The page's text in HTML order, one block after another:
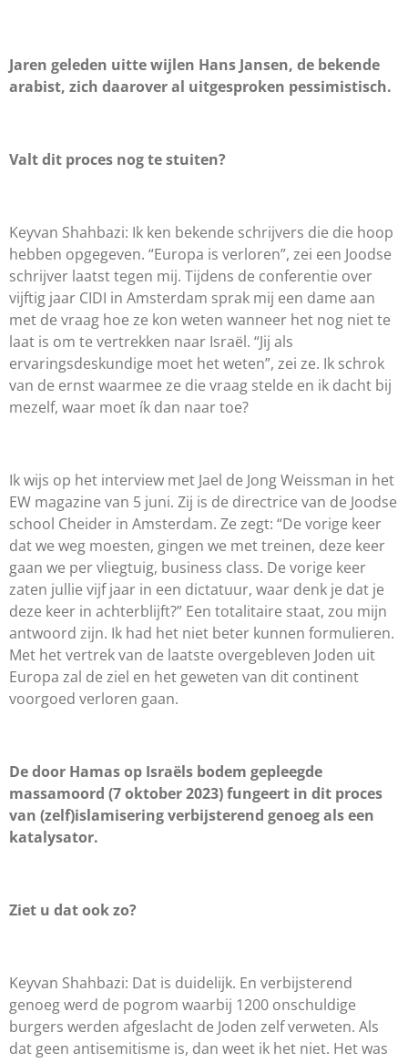
Jaren geleden uitte wijlen Hans Jansen, de bekende
arabist, zich daarover al uitgesproken pessimistisch.
Valt dit proces nog te stuiten?
Keyvan Shahbazi: Ik ken bekende schrijvers die die hoop
hebben opgegeven. “Europa is verloren”, zei een Joodse
schrijver laatst tegen mij. Tijdens de conferentie over
vijftig jaar CIDI in Amsterdam sprak mij een dame aan
met de vraag hoe ze kon weten wanneer het nog niet te
laat is om te vertrekken naar Israël. “Jij als
ervaringsdeskundige moet het weten”, zei ze. Ik schrok
van de ernst waarmee ze die vraag stelde en ik dacht bij
mezelf, waar moet ík dan naar toe?
Ik wijs op het interview met Jael de Jong Weissman in het
EW magazine van 5 juni. Zij is de directrice van de Joodse
school Cheider in Amsterdam. Ze zegt: “De vorige keer
dat we weg moesten, gingen we met treinen, deze keer
gaan we per vliegtuig, business class. De vorige keer
zaten jullie vijf jaar in een dictatuur, waar denk je dat je
deze keer in achterblijft?” Een totalitaire staat, zou mijn
antwoord zijn. Ik had het niet beter kunnen formulieren.
Met het vertrek van de laatste overgebleven Joden uit
Europa zal de ziel en het geweten van dit continent
voorgoed verloren gaan.
De door Hamas op Israëls bodem gepleegde
massamoord (7 oktober 2023) fungeert in dit proces
van (zelf)islamisering verbijsterend genoeg als een
katalysator.
Ziet u dat ook zo?
Keyvan Shahbazi: Dat is duidelijk. En verbijsterend
genoeg werd de pogrom waarbij 1200 onschuldige
burgers werden afgeslacht de Joden zelf verweten. Als
dat geen antisemitisme is, dan weet ik het niet. Het was